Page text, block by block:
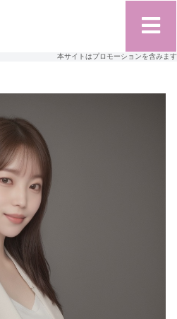
本サイトはプロモーションを含みます